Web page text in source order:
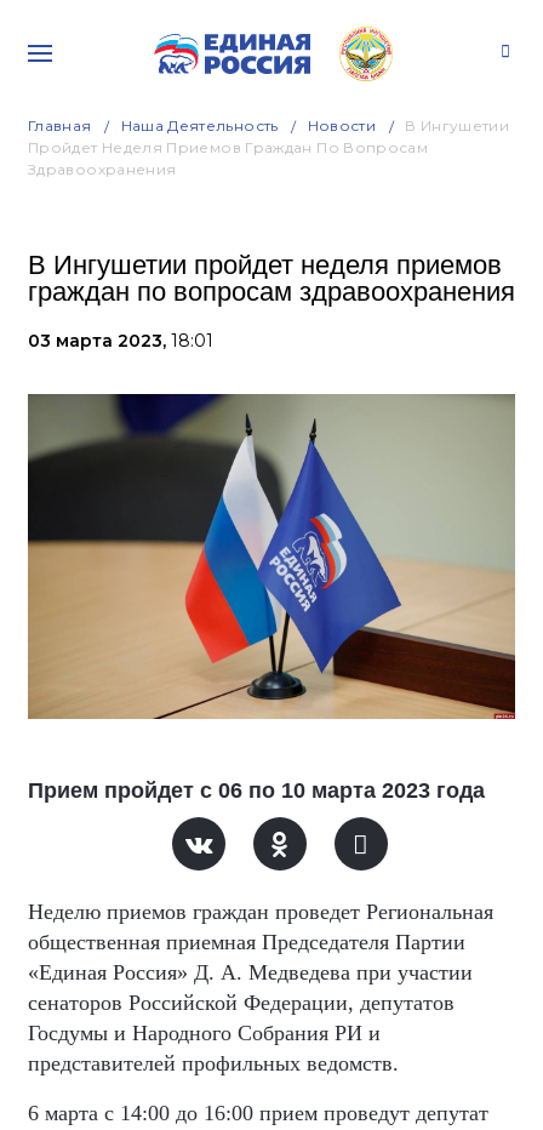
Главная Наша Деятельность Новости
В Ингушетии
Пройдет Неделя Приемов Граждан По Вопросам
Здравоохранения
В Ингушетии пройдет неделя приемов
граждан по вопросам здравоохранения
03 марта 2023, 18:01
Прием пройдет с 06 по 10 марта 2023 года
Неделю приемов граждан проведет Региональная
общественная приемная Председателя Партии
«Единая Россия» Д. А. Медведева при участии
сенаторов Российской Федерации, депутатов
Госдумы и Народного Собрания РИ и
представителей профильных ведомств.
6 марта с 14:00 до 16:00 прием проведут депутат